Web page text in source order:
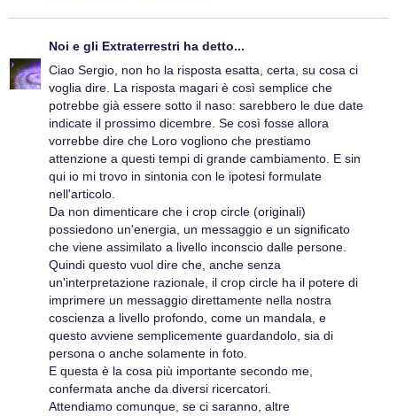
Noi e gli Extraterrestri ha detto...
Ciao Sergio, non ho la risposta esatta, certa, su cosa ci
voglia dire. La risposta magari è così semplice che
potrebbe già essere sotto il naso: sarebbero le due date
indicate il prossimo dicembre. Se così fosse allora
vorrebbe dire che Loro vogliono che prestiamo
attenzione a questi tempi di grande cambiamento. E sin
qui io mi trovo in sintonia con le ipotesi formulate
nell'articolo.
Da non dimenticare che i crop circle (originali)
possiedono un'energia, un messaggio e un significato
che viene assimilato a livello inconscio dalle persone.
Quindi questo vuol dire che, anche senza
un'interpretazione razionale, il crop circle ha il potere di
imprimere un messaggio direttamente nella nostra
coscienza a livello profondo, come un mandala, e
questo avviene semplicemente guardandolo, sia di
persona o anche solamente in foto.
E questa è la cosa più importante secondo me,
confermata anche da diversi ricercatori.
Attendiamo comunque, se ci saranno, altre